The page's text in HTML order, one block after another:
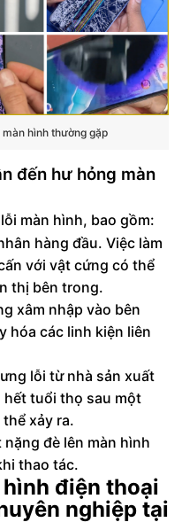
hình thường gặp
đến hư hỏng màn
màn hình, bao gồm:
hàng đầu. Việc làm
với vật cứng có thể
thị bên trong.
xâm nhập vào bên
hóa các linh kiện liên
lỗi từ nhà sản xuất
hết tuổi thọ sau một
xảy ra.
đè lên màn hình
thao tác.
điện thoại
nghiệp tại